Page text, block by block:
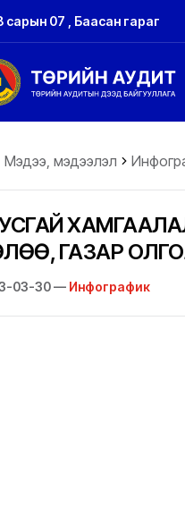
сарын 07 , Баасан гараг
Мэдээ, мэдээлэл
ГАЗАР
03-30 — Инфографик